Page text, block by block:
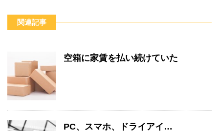
関連記事
空箱に家賃を払い続けていた
PC、スマホ、ドライアイ…